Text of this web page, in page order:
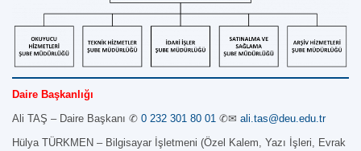
Daire Başkanlığı
Ali TAŞ – Daire Başkanı ✆ 0 232 301 80 01 ✆✉ ali.tas@deu.edu.tr
Hülya TÜRKMEN – Bilgisayar İşletmeni (Özel Kalem, Yazı İşleri, Evrak